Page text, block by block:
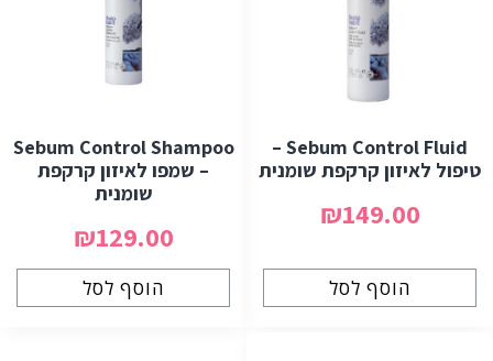
Sebum Control Fluid –
טיפול לאיזון קרקפת שומנית
₪149.00
הוסף לסל
Sebum Control Shampoo
– שמפו לאיזון קרקפת
שומנית
₪129.00
הוסף לסל